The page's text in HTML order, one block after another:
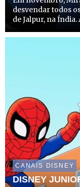
desvendar todos
de Jalpur, na Índia.
detetive real pela
CANAIS DISNEY
DISNEY